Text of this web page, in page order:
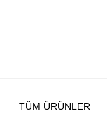
TÜM ÜRÜNLER